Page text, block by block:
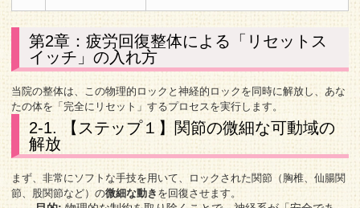
第2章：疲労回復整体による「リセットス
イッチ」の入れ方
当院の整体は、この物理的ロックと神経的ロックを同時に解放し、あな
たの体を「完全にリセット」するプロセスを実行します。
2-1. 【ステップ１】関節の微細な可動域の
解放
まず、非常にソフトな手技を用いて、ロックされた関節（胸椎、仙腸関
節、股関節など）の微細な動き を回復させます。